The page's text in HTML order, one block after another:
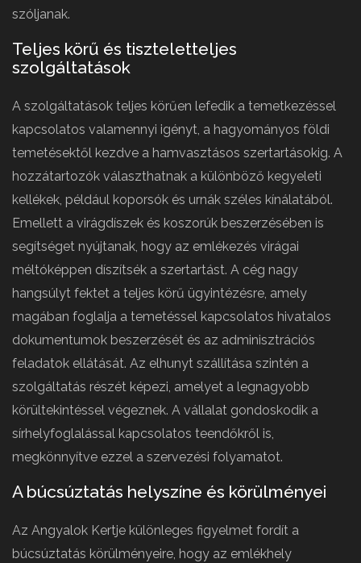
szóljanak.
Teljes körű és tiszteletteljes
szolgáltatások
A szolgáltatások teljes körűen lefedik a temetkezéssel
kapcsolatos valamennyi igényt, a hagyományos földi
temetésektől kezdve a hamvasztásos szertartásokig. A
hozzátartozók választhatnak a különböző kegyeleti
kellékek, például koporsók és urnák széles kínálatából.
Emellett a virágdíszek és koszorúk beszerzésében is
segítséget nyújtanak, hogy az emlékezés virágai
méltóképpen díszítsék a szertartást. A cég nagy
hangsúlyt fektet a teljes körű ügyintézésre, amely
magában foglalja a temetéssel kapcsolatos hivatalos
dokumentumok beszerzését és az adminisztrációs
feladatok ellátását. Az elhunyt szállítása szintén a
szolgáltatás részét képezi, amelyet a legnagyobb
körültekintéssel végeznek. A vállalat gondoskodik a
sírhelyfoglalással kapcsolatos teendőkről is,
megkönnyítve ezzel a szervezési folyamatot.
A búcsúztatás helyszíne és körülményei
Az Angyalok Kertje különleges figyelmet fordít a
búcsúztatás körülményeire, hogy az emlékhely